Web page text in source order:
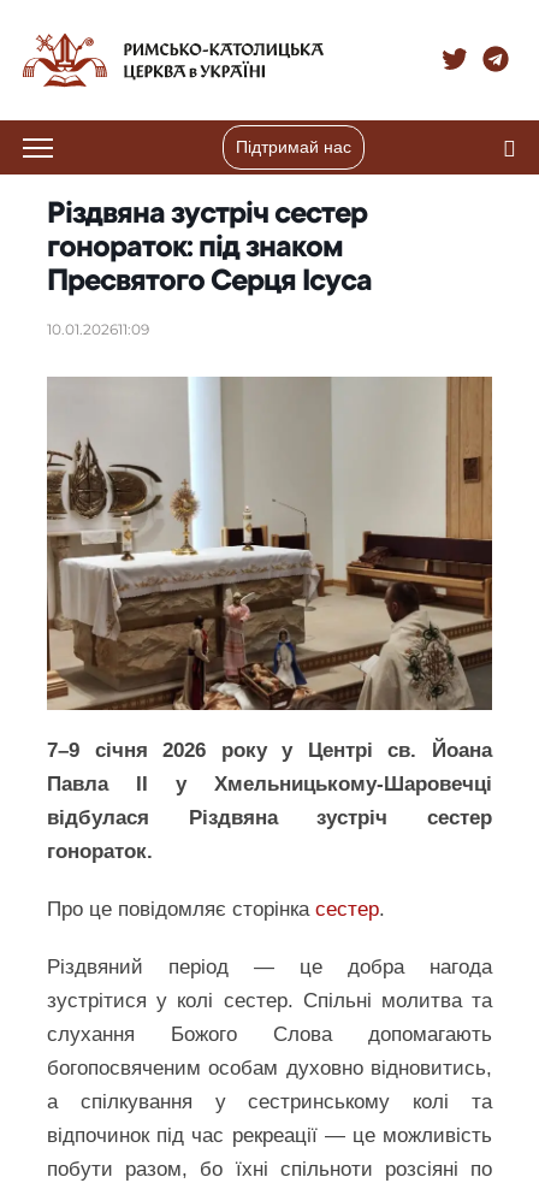
Підтримай нас
Різдвяна зустріч сестер
гонораток: під знаком
Пресвятого Серця Ісуса
10.01.202611:09
7–9 січня 2026 року у Центрі св. Йоана
Павла ІІ у Хмельницькому-Шаровечці
відбулася Різдвяна зустріч сестер
гонораток.
Про це повідомляє сторінкасестер.
Різдвяний період — це добра нагода
зустрітися у колі сестер. Спільні молитва та
слухання Божого Слова допомагають
богопосвяченим особам духовно відновитись,
а спілкування у сестринському колі та
відпочинок під час рекреації — це можливість
побути разом, бо їхні спільноти розсіяні по